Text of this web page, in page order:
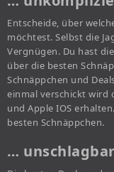
Entscheide, über
möchtest. Selbst die
Vergnügen. Du hast
über die besten
Schnäppchen und
einmal verschickt wird
und Apple IOS
besten Schnäppchen.
… unschlagbar